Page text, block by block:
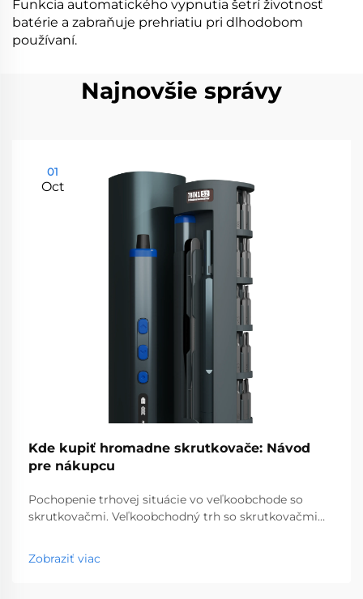
Funkcia automatického vypnutia šetrí životnosť
batérie a zabraňuje prehriatiu pri dlhodobom
používaní.
Najnovšie správy
01
Oct
Kde kupiť hromadne skrutkovače: Návod
pre nákupcu
Pochopenie trhovej situácie vo veľkoobchode so
skrutkovačmi. Veľkoobchodný trh so skrutkovačmi
nástrojov, ktorý obsluhuje podniky od obchodov so
stavebninami až po stavebné spoločnosti. S
Zobraziť viac